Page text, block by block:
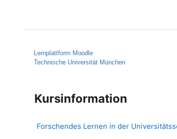
Lernplattform Moodle
Technische Universität München
Kursinformation
Forschendes Lernen in der